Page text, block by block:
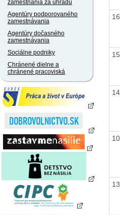
zamestnania za úhradu
Agentúry podporovaného
zamestnávania
Agentúry dočasného
zamestnávania
Sociálne podniky
Chránené dielne a
chránené pracoviská